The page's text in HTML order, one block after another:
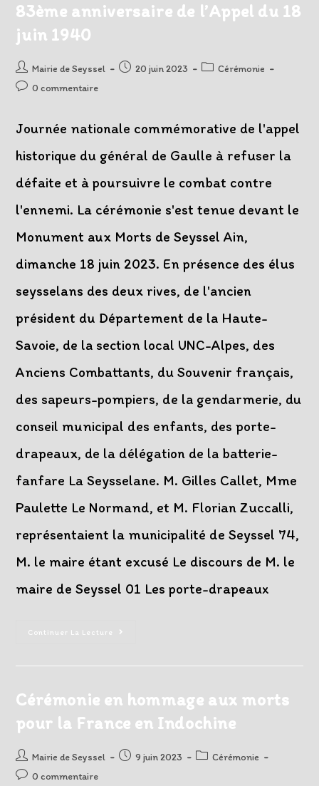
83ème anniversaire de l’Appel du 18
juin 1940
Auteur/autrice
de
Mairie de Seyssel
Post20 juin 2023
PostCérémonie
Post0 commentaire
Journée nationale commémorative de l'appel
historique du général de Gaulle à refuser la
défaite et à poursuivre le combat contre
l'ennemi. La cérémonie s'est tenue devant le
Monument aux Morts de Seyssel Ain,
dimanche 18 juin 2023. En présence des élus
seysselans des deux rives, de l'ancien
président du Département de la Haute-
Savoie, de la section local UNC-Alpes, des
Anciens Combattants, du Souvenir français,
des sapeurs-pompiers, de la gendarmerie, du
conseil municipal des enfants, des porte-
drapeaux, de la délégation de la batterie-
fanfare La Seysselane. M. Gilles Callet, Mme
Paulette Le Normand, et M. Florian Zuccalli,
représentaient la municipalité de Seyssel 74,
M. le maire étant excusé Le discours de M. le
maire de Seyssel 01 Les porte-drapeaux
Continuer La Lecture
83ème
Juin
1940
Cérémonie en hommage aux morts
pour la France en Indochine
Auteur/autrice
de
Mairie de Seyssel
Post9 juin 2023
PostCérémonie
Post0 commentaire